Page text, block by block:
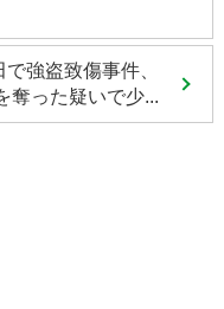
強盗致傷事件、
奪った疑いで少...